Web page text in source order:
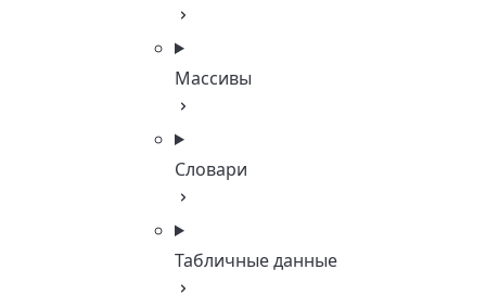
Массивы
Словари
Табличные данные